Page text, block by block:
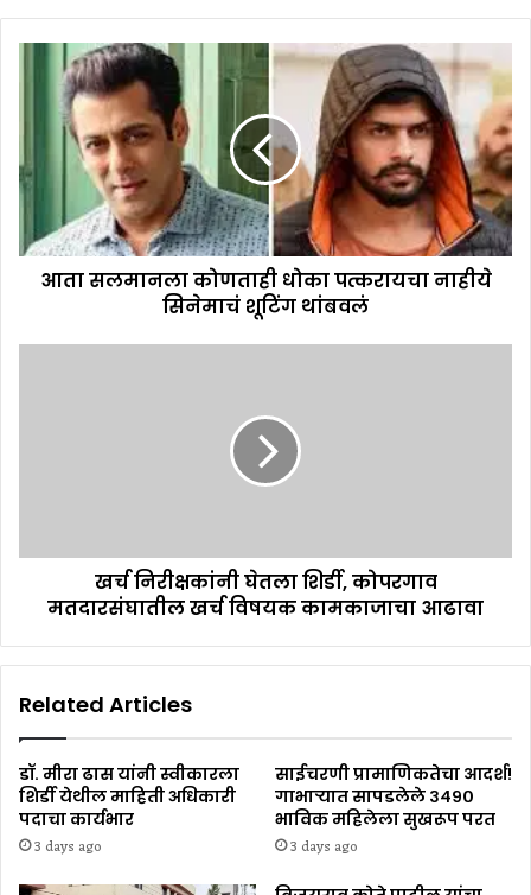
आता सलमानला कोणताही धोका पत्करायचा नाहीये
सिनेमाचं शूटिंग थांबवलं
खर्च निरीक्षकांनी घेतला शिर्डी, कोपरगाव
मतदारसंघातील खर्च विषयक कामकाजाचा आढावा
Related Articles
डॉ. मीरा ढास यांनी स्वीकारला
शिर्डी येथील माहिती अधिकारी
पदाचा कार्यभार
3 days ago
साईचरणी प्रामाणिकतेचा आदर्श!
गाभाऱ्यात सापडलेले ३४९०
भाविक महिलेला सुखरूप परत
3 days ago